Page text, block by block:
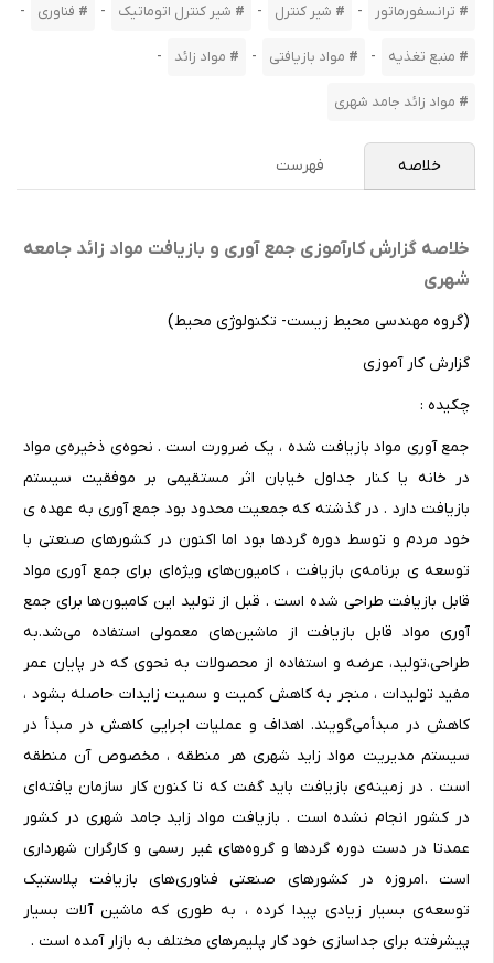
ترانسفورماتور - شیر کنترل - شیر کنترل اتوماتیک - فناوری -
منبع تغذیه - مواد بازیافتی - مواد زائد -
مواد زائد جامد شهری
خلاصه فهرست
خلاصه گزارش کارآموزی جمع آوری و بازیافت مواد زائد جامعه
شهری
(گروه مهندسی محیط زیست- تکنولوژی محیط)
گزارش کار آموزی
چکیده :
جمع آوری مواد بازیافت شده ، یک ضرورت است . نحوه‌ی ذخیره‌ی مواد
در خانه یا کنار جداول خیابان اثر مستقیمی بر موفقیت سیستم
بازیافت دارد . در گذشته که جمعیت محدود بود جمع آوری به عهده ‌ی
خود مردم و توسط دوره گردها بود اما اکنون در کشورهای صنعتی با
توسعه ی برنامه‌ی بازیافت ،‌ کامیون‌های ویژه‌ای برای جمع آوری مواد
قابل بازیافت طراحی شده است . قبل از تولید این کامیون‌ها برای جمع
آوری مواد قابل بازیافت از ماشین‌های معمولی استفاده می‌شد.به
طراحی‌،‌تولید،‌ عرضه و استفاده از محصولات به نحوی که در پایان عمر
مفید تولیدات ، منجر به کاهش کمیت و سمیت زایدات حاصله بشود ،
کاهش در مبدأ‌می‌گویند. اهداف و عملیات اجرایی کاهش در مبدأ در
سیستم مدیریت مواد زاید شهری هر منطقه ، مخصوص آن منطقه
است . در زمینه‌ی بازیافت باید گفت که تا کنون کار سازمان یافته‌ای
در کشور انجام نشده است . بازیافت مواد زاید جامد شهری در کشور
عمدتا در دست دوره گردها و گروه‌های غیر رسمی و کارگران شهرداری
است .امروزه در کشورهای صنعتی فناوری‌های بازیافت پلاستیک
توسعه‌ی بسیار زیادی پیدا کرده ،‌ به طوری که ماشین‌ آلات بسیار
پیشرفته برای جداسازی خود کار پلیمرهای مختلف به بازار آمده است .